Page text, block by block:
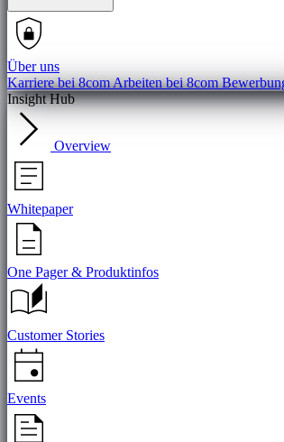
Über uns
Karriere bei 8comArbeiten bei 8com
Insight Hub
Overview
Whitepaper
One Pager & Produktinfos
Customer Stories
Events